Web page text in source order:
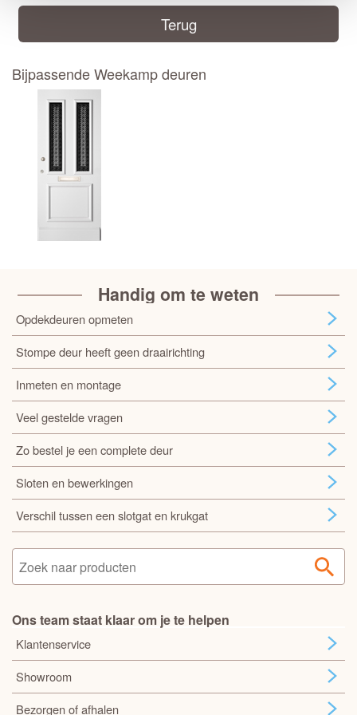
Terug
Bijpassende Weekamp deuren
Handig om te weten
Opdekdeuren opmeten
Stompe deur heeft geen draairichting
Inmeten en montage
Veel gestelde vragen
Zo bestel je een complete deur
Sloten en bewerkingen
Verschil tussen een slotgat en krukgat
Ons team staat klaar om je te helpen
Klantenservice
Showroom
Bezorgen of afhalen